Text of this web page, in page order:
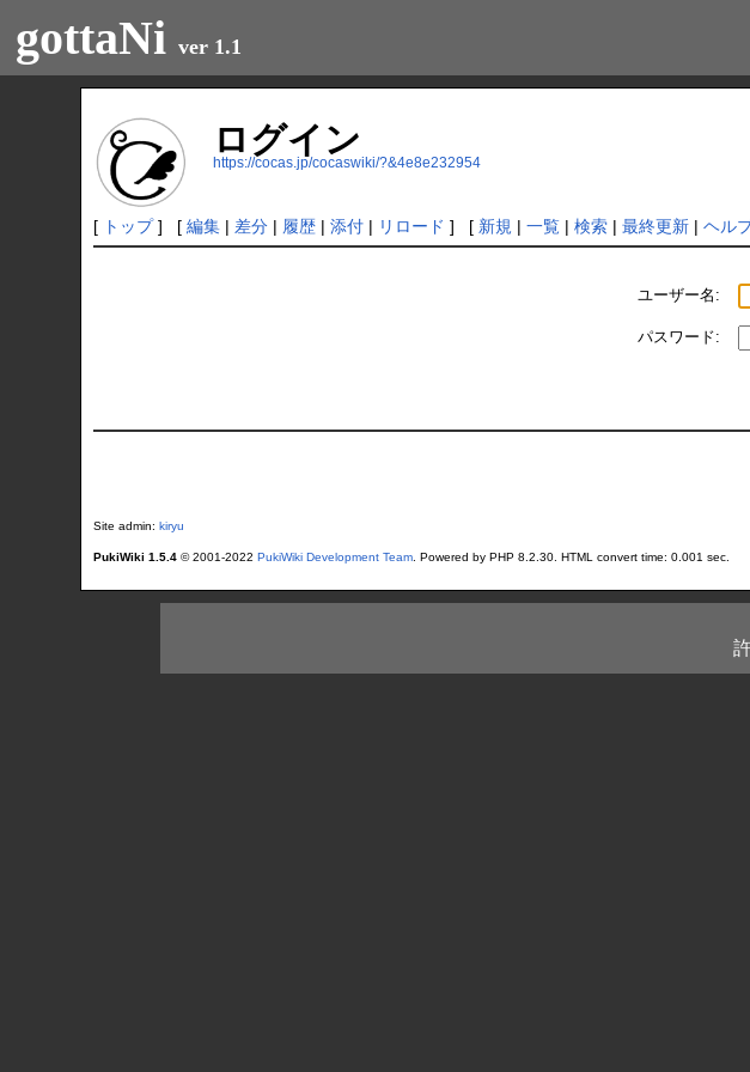
gottaNi ver 1.1
ログイン
https://cocas.jp/cocaswiki/?&4e8e232954
[ トップ] [編集 | 差分 | 履歴 |添付 | リロード ] [ 新規 |一覧 |検索 |最終更新 |ヘル
ユーザー名:
パスワード:
Site admin:kiryu
PukiWiki 1.5.4 © 2001-2022 PukiWiki Development Team. Powered by PHP 8.2.30. HTML convert time: 0.001 sec.